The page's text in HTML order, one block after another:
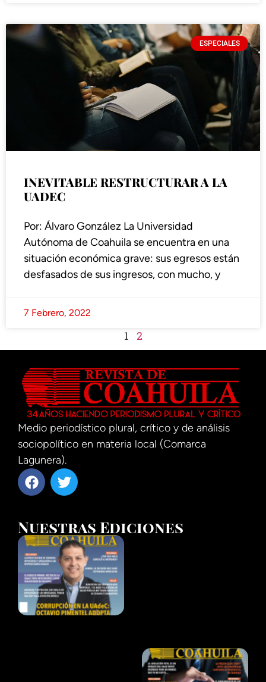
ESPECIALES
INEVITABLE RESTRUCTURAR A LA
UADEC
Por: Álvaro González La Universidad
Autónoma de Coahuila se encuentra en una
situación económica grave: sus egresos están
desfasados de sus ingresos, con mucho, y
7 Febrero, 2022
1 2
Medio periodístico plural, crítico y de análisis
sociopolítico en materia local (Comarca
Lagunera).
Nuestras Ediciones